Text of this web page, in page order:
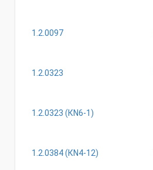
1.2.0097
1.2.0323
1.2.0323 (КN6-1)
1.2.0384 (КN4-12)